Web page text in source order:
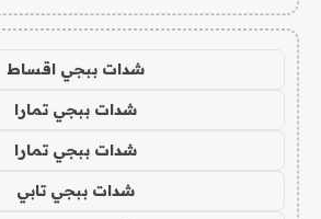
شدات ببجي اقساط
شدات ببجي تمارا
شدات ببجي تمارا
شدات ببجي تابي